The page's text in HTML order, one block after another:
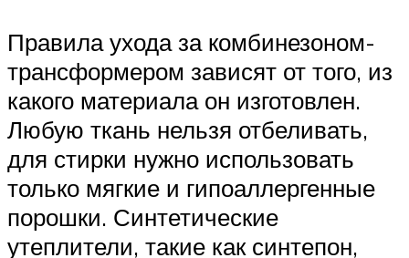
Правила ухода за комбинезоном-
трансформером зависят от того, из
какого материала он изготовлен.
Любую ткань нельзя отбеливать,
для стирки нужно использовать
только мягкие и гипоаллергенные
порошки. Синтетические
утеплители, такие как синтепон,